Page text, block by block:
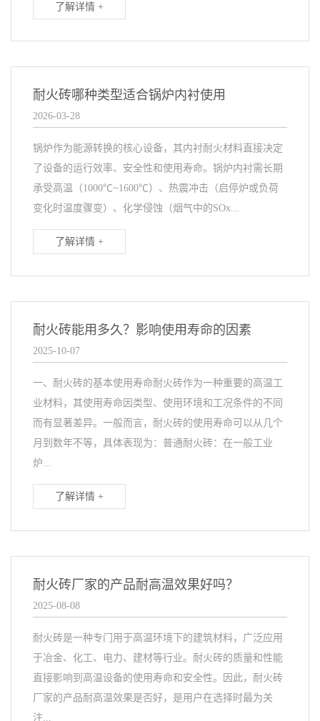
了解详情 +
耐火砖哪种类型适合锅炉内衬使用
2026-03-28
锅炉作为能源转换的核心设备，其内衬耐火材料直接决定
了设备的运行效率、安全性和使用寿命。锅炉内衬需长期
承受高温（1000℃~1600℃）、热震冲击（启停炉或负荷
变化时温度骤变）、化学侵蚀（烟气中的SOx...
了解详情 +
耐火砖能用多久？影响使用寿命的因素
2025-10-07
一、耐火砖的基本使用寿命耐火砖作为一种重要的高温工
业材料，其使用寿命因类型、使用环境和工况条件的不同
而有显著差异。一般而言，耐火砖的使用寿命可以从几个
月到数年不等，具体表现为：普通耐火砖：在一般工业
炉...
了解详情 +
耐火砖厂家的产品耐高温效果好吗？
2025-08-08
耐火砖是一种专门用于高温环境下的建筑材料，广泛应用
于冶金、化工、电力、建材等行业。耐火砖的质量和性能
直接影响到高温设备的使用寿命和安全性。因此，耐火砖
厂家的产品耐高温效果是否好，是用户在选择时最为关
注...